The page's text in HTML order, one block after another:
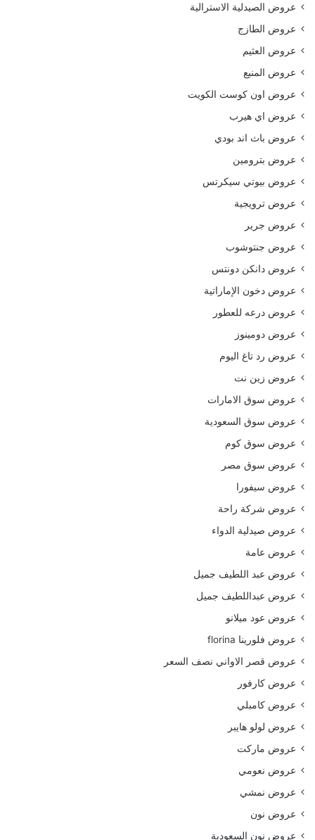
عروض الصيدلية الاسترالية
عروض الطازج
عروض العثيم
عروض المنيع
عروض اون كوست الكويت
عروض اي هيرب
عروض باث اند بودي
عروض بترومين
عروض بيوتي سيكرتس
عروض ترويجية
عروض جرير
عروض جنتوشوب
عروض دانكن دونتس
عروض دخون الإماراتية
عروض درعه للعطور
عروض دومينوز
عروض رد تاغ اليوم
عروض زين نت
عروض سوق الامارات
عروض سوق السعودية
عروض سوق كوم
عروض سوق مصر
عروض سيفورا
عروض شركة راحة
عروض صيدلية الدواء
عروض عامة
عروض عبد اللطيف جميل
عروض عبداللطيف جميل
عروض عود ميلانو
عروض فلورينا florina
عروض قصر الاواني نصف السعر
عروض كارفور
عروض كامبلي
عروض لولو هايبر
عروض ماركت
عروض نعومي
عروض نمشي
عروض نون
عروض نون السعودية